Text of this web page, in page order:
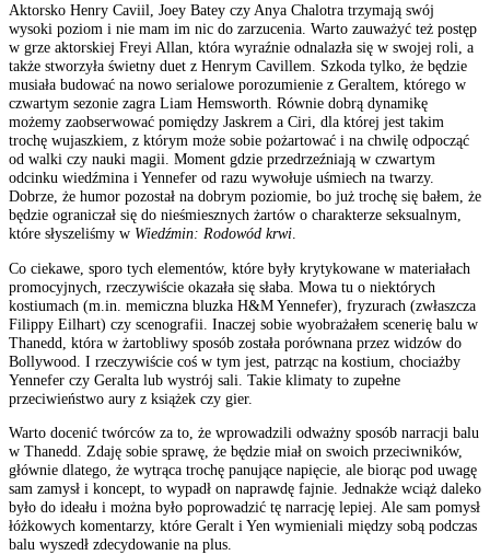
Aktorsko Henry Caviil, Joey Batey czy Anya Chalotra trzymają swój
wysoki poziom i nie mam im nic do zarzucenia. Warto zauważyć też postęp
w grze aktorskiej Freyi Allan, która wyraźnie odnalazła się w swojej roli, a
także stworzyła świetny duet z Henrym Cavillem. Szkoda tylko, że będzie
musiała budować na nowo serialowe porozumienie z Geraltem, którego w
czwartym sezonie zagra Liam Hemsworth. Równie dobrą dynamikę
możemy zaobserwować pomiędzy Jaskrem a Ciri, dla której jest takim
trochę wujaszkiem, z którym może sobie pożartować i na chwilę odpocząć
od walki czy nauki magii. Moment gdzie przedrzeźniają w czwartym
odcinku wiedźmina i Yennefer od razu wywołuje uśmiech na twarzy.
Dobrze, że humor pozostał na dobrym poziomie, bo już trochę się bałem, że
będzie ograniczał się do nieśmiesznych żartów o charakterze seksualnym,
które słyszeliśmy w Wiedźmin: Rodowód krwi.
Co ciekawe, sporo tych elementów, które były krytykowane w materiałach
promocyjnych, rzeczywiście okazała się słaba. Mowa tu o niektórych
kostiumach (m.in. memiczna bluzka H&M Yennefer), fryzurach (zwłaszcza
Filippy Eilhart) czy scenografii. Inaczej sobie wyobrażałem scenerię balu w
Thanedd, która w żartobliwy sposób została porównana przez widzów do
Bollywood. I rzeczywiście coś w tym jest, patrząc na kostium, chociażby
Yennefer czy Geralta lub wystrój sali. Takie klimaty to zupełne
przeciwieństwo aury z książek czy gier.
Warto docenić twórców za to, że wprowadzili odważny sposób narracji balu
w Thanedd. Zdaję sobie sprawę, że będzie miał on swoich przeciwników,
głównie dlatego, że wytrąca trochę panujące napięcie, ale biorąc pod uwagę
sam zamysł i koncept, to wypadł on naprawdę fajnie. Jednakże wciąż daleko
było do ideału i można było poprowadzić tę narrację lepiej. Ale sam pomysł
łóżkowych komentarzy, które Geralt i Yen wymieniali między sobą podczas
balu wyszedł zdecydowanie na plus.